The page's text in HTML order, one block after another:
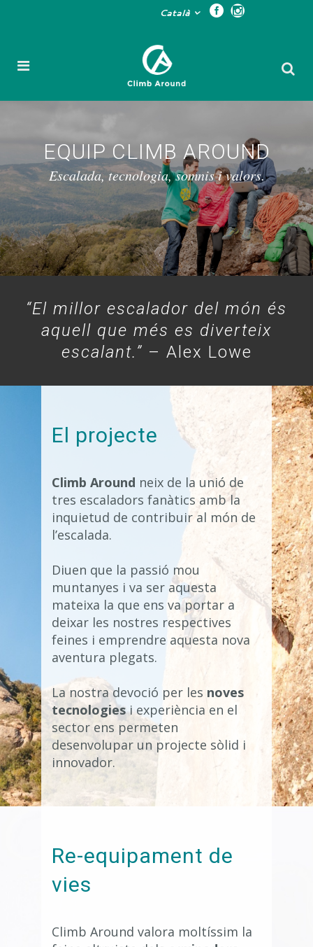
Català
EQUIP CLIMB AROUND
Escalada, tecnologia, somnis i valors.
“El millor escalador del món és
aquell que més es diverteix
escalant.” – Alex Lowe
El projecte
Climb Around neix de la unió de
tres escaladors fanàtics amb la
inquietud de contribuir al món de
l’escalada.
Diuen que la passió mou
muntanyes i va ser aquesta
mateixa la que ens va portar a
deixar les nostres respectives
feines i emprendre aquesta nova
aventura plegats.
La nostra devoció per les noves
tecnologiesi experiència en el
sector ens permeten
desenvolupar un projecte sòlid i
innovador.
Re-equipament de
vies
Climb Around valora moltíssim la